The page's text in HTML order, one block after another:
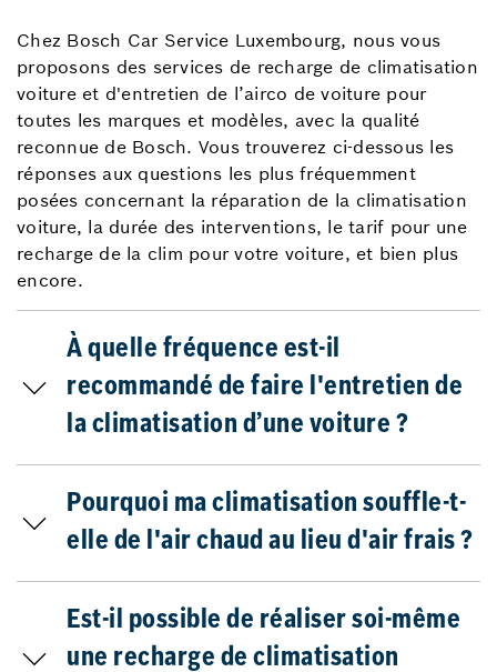
Chez Bosch Car Service Luxembourg, nous vous
proposons des services de recharge de climatisation
voiture et d'entretien de l’airco de voiture pour
toutes les marques et modèles, avec la qualité
reconnue de Bosch. Vous trouverez ci-dessous les
réponses aux questions les plus fréquemment
posées concernant la réparation de la climatisation
voiture, la durée des interventions, le tarif pour une
recharge de la clim pour votre voiture, et bien plus
encore.
À quelle fréquence est-il
recommandé de faire l'entretien de
la climatisation d’une voiture ?
Pourquoi ma climatisation souffle-t-
elle de l'air chaud au lieu d'air frais ?
Est-il possible de réaliser soi-même
une recharge de climatisation